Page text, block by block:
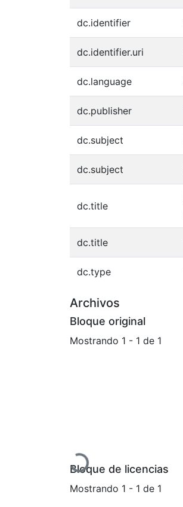
dc.identifier
dc.identifier.uri
dc.language
dc.publisher
dc.subject
dc.subject
dc.title
dc.title
dc.type
Archivos
Bloque original
Mostrando 1 - 1 de 1
Cargando...
Bloque de licencias
Mostrando 1 - 1 de 1